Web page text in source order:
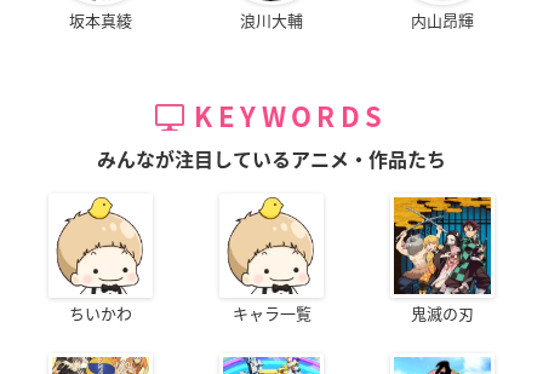
坂本真綾 浪川大輔 内山昂輝
KEYWORDS
みんなが注目しているアニメ・作品たち
ちいかわ キャラ一覧 鬼滅の刃